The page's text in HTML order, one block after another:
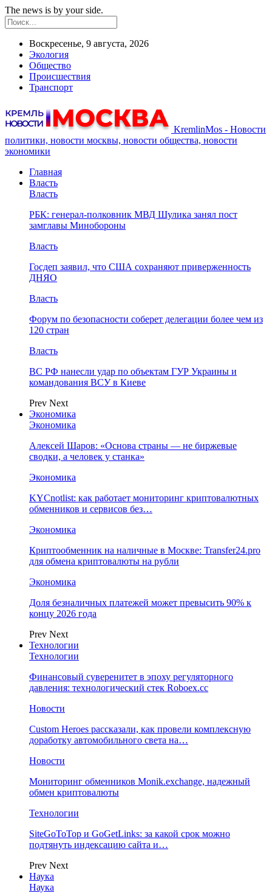
The news is by your side.
Воскресенье, 9 августа, 2026
Экология
Общество
Происшествия
Транспорт
KremlinMos - Новости
политики, новости москвы, новости общества, новости
экономики
Главная
Власть
Власть
РБК: генерал-полковник МВД Шулика занял пост
замглавы Минобороны
Власть
Госдеп заявил, что США сохраняют приверженность
ДНЯО
Власть
Форум по безопасности соберет делегации более чем из
120 стран
Власть
ВС РФ нанесли удар по объектам ГУР Украины и
командования ВСУ в Киеве
Prev Next
Экономика
Экономика
Алексей Шаров: «Основа страны — не биржевые
сводки, а человек у станка»
Экономика
KYCnotlist: как работает мониторинг криптовалютных
обменников и сервисов без…
Экономика
Криптообменник на наличные в Москве: Transfer24.pro
для обмена криптовалюты на рубли
Экономика
Доля безналичных платежей может превысить 90% к
концу 2026 года
Prev Next
Технологии
Технологии
Финансовый суверенитет в эпоху регуляторного
давления: технологический стек Roboex.cc
Новости
Custom Heroes рассказали, как провели комплексную
доработку автомобильного света на…
Новости
Мониторинг обменников Monik.exchange, надежный
обмен криптовалюты
Технологии
SiteGoToTop и GoGetLinks: за какой срок можно
подтянуть индексацию сайта и…
Prev Next
Наука
Наука